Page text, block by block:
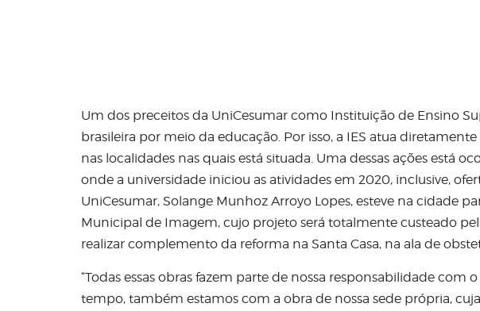
Um dos preceitos da UniCesumar como Instituição de Ensino
brasileira por meio da educação. Por isso, a IES atua
nas localidades nas quais está situada. Uma dessas ações está
onde a universidade iniciou as atividades em 2020, inclusive,
UniCesumar, Solange Munhoz Arroyo Lopes, esteve na cidade
Municipal de Imagem, cujo projeto será totalmente custeado
realizar complemento da reforma na Santa Casa, na ala de
“Todas essas obras fazem parte de nossa responsabilidade
tempo, também estamos com a obra de nossa sede própria,